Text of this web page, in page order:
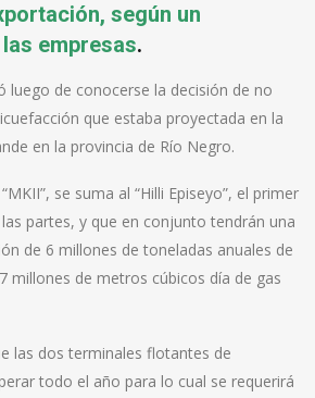
según un
empresas.
luego de conocerse la decisión de no
que estaba proyectada en la
en la provincia de Río Negro.
se suma al “Hilli Episeyo”, el primer
partes, y que en conjunto tendrán una
de 6 millones de toneladas anuales de
millones de metros cúbicos día de gas
las dos terminales flotantes de
todo el año para lo cual se requerirá